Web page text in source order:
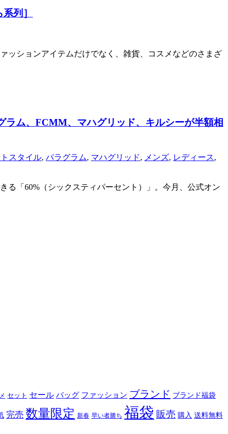
列］
ッションアイテムだけでなく、雑貨、コスメなどのさまざ
ム、FCMM、マハグリッド、キルシーが半額相
スタイル, パラグラム, マハグリッド, メンズ, レディース,
る「60%（シックスティパーセント）」。今月、公式オン
セット セール バッグ ファッション ブランド ブランド福袋
完売 数量限定 新春 早い者勝ち 福袋 販売 購入 送料無料